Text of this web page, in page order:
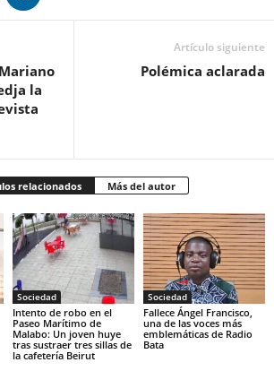
la
Artículo siguiente
Polémica aclarada
relacionados Más del autor
Sociedad
Intento de robo en el
Paseo Marítimo de
Malabo: Un joven huye
tras sustraer tres sillas de
la cafetería Beirut
Sociedad
Fallece Ángel Francisco,
una de las voces más
emblemáticas de Radio
Bata